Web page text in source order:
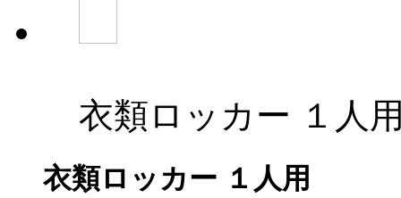
衣類ロッカー １人
衣類ロッカー １人用